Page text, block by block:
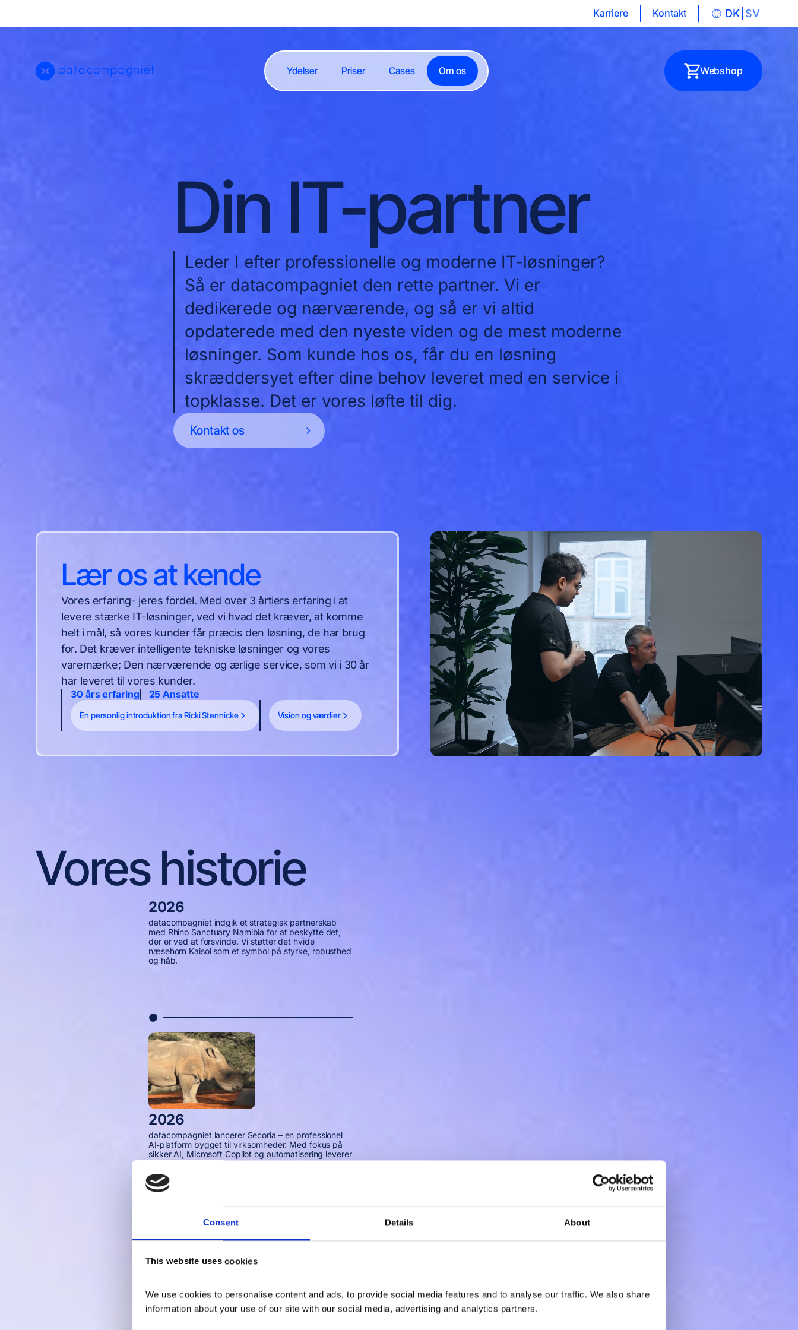
Consent Details About
This website uses cookies
We use cookies to personalise content and ads, to provide social media features and to analyse our traffic. We also share
information about your use of our site with our social media, advertising and analytics partners.
Karriere Kontakt DK SV
Ydelser Priser Cases Om os Webshop
Din IT-partner
Leder I efter professionelle og moderne IT-løsninger?
Så er datacompagniet den rette partner. Vi er
dedikerede og nærværende, og så er vi altid
opdaterede med den nyeste viden og de mest moderne
løsninger. Som kunde hos os, får du en løsning
skræddersyet efter dine behov leveret med en service i
topklasse. Det er vores løfte til dig.
Kontakt os
Lær os at kende
Vores erfaring- jeres fordel. Med over 3 årtiers erfaring i at
levere stærke IT-løsninger, ved vi hvad det kræver, at komme
helt i mål, så vores kunder får præcis den løsning, de har brug
for. Det kræver intelligente tekniske løsninger og vores
varemærke; Den nærværende og ærlige service, som vi i 30 år
har leveret til vores kunder.
30 års erfaring 25 Ansatte
En personlig introduktion fra Ricki Stennicke Vision og værdier
Vores historie
2026
datacompagniet indgik et strategisk partnerskab
med Rhino Sanctuary Namibia for at beskytte det,
der er ved at forsvinde. Vi støtter det hvide
næsehorn Kaisol som et symbol på styrke, robusthed
og håb.
2026
datacompagniet lancerer Secoria – en professionel
AI‑platform bygget til virksomheder. Med fokus på
sikker AI, Microsoft Copilot og automatisering leverer
datacompagniet produktionsklare AI‑løsninger, der
skaber reel forretningsværdi.